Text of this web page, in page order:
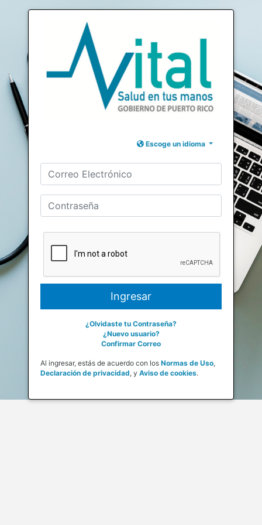
Escoge un idioma
¿Olvidaste tu Contraseña?
¿Nuevo usuario?
Confirmar Correo
Al ingresar, estás de acuerdo con los Normas de Uso,
Declaración de privacidad, y Aviso de cookies.